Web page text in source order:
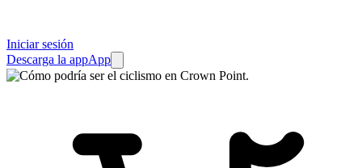
Iniciar sesión
Descarga la appApp